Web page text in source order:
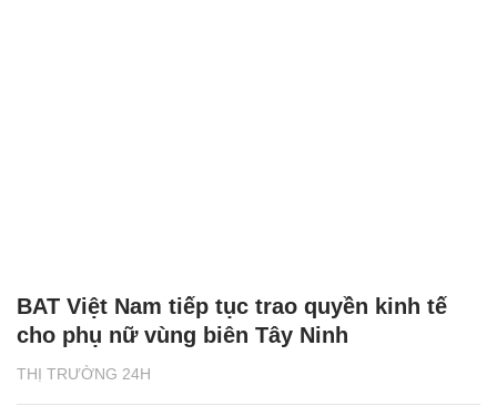
THỊ TRƯỜNG 24H
BAT Việt Nam tiếp tục trao quyền kinh tế
cho phụ nữ vùng biên Tây Ninh